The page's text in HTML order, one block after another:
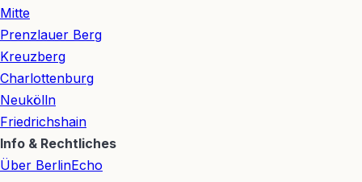
Mitte
Prenzlauer Berg
Kreuzberg
Charlottenburg
Neukölln
Friedrichshain
Info & Rechtliches
Über BerlinEcho